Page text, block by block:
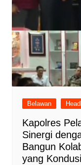
Belawan
Kapolres
Sinergi
Bangun
yang